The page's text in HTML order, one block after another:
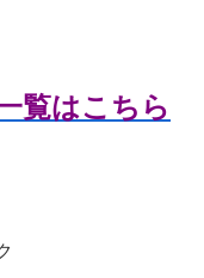
覧はこちら